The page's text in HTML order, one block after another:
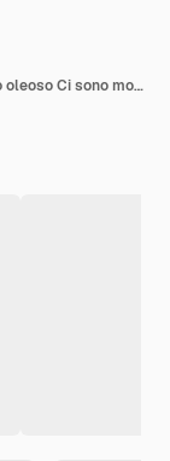
La noce si riferisce a un seme o a un frutto oleoso Ci sono molte varietà di mandorle in tutto il mondo